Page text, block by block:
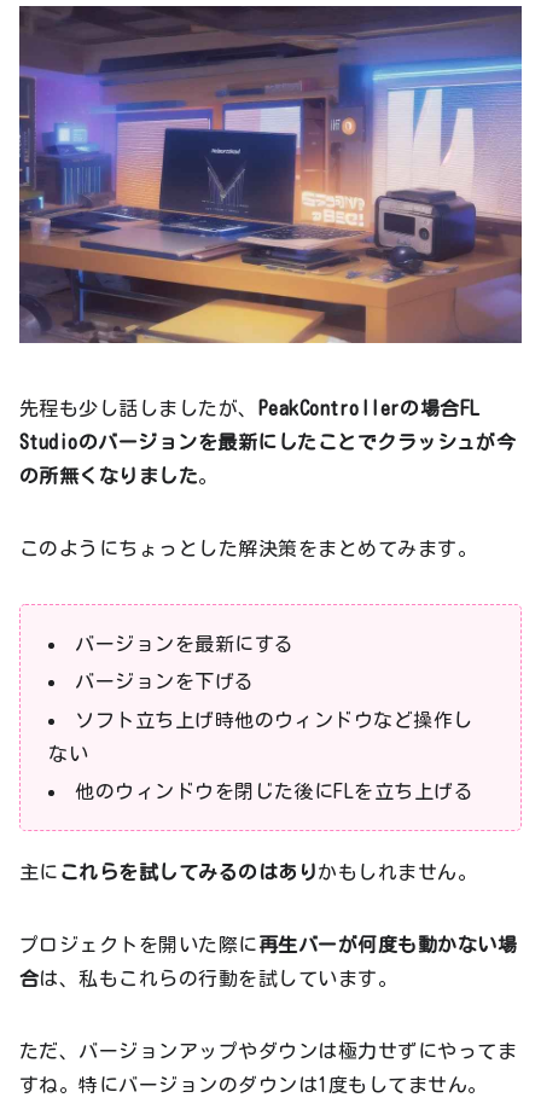
先程も少し話しましたが、
PeakControllerの場合FL
Studioのバージョンを最新にしたことでクラッシュが今
の所無くなりました。
このようにちょっとした解決策をまとめてみます。
バージョンを最新にする
バージョンを下げる
ソフト立ち上げ時他のウィンドウなど操作し
ない
他のウィンドウを閉じた後にFLを立ち上げる
主に これらを試してみるのはありかもしれません。
プロジェクトを開いた際に再生バーが何度も動かない場
合は、私もこれらの行動を試しています。
ただ、バージョンアップやダウンは極力せずにやってま
すね。特にバージョンのダウンは1度もしてません。